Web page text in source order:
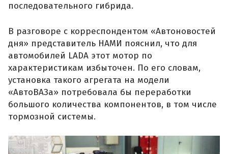
последовательного гибрида.
В разговоре с корреспондентом «Автоновостей
дня» представитель НАМИ пояснил, что для
автомобилей LADA этот мотор по
характеристикам избыточен. По его словам,
установка такого агрегата на модели
«АвтоВАЗа» потребовала бы переработки
большого количества компонентов, в том числе
тормозной системы.